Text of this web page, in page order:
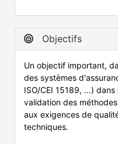
Objectifs
Un objectif important,
des systèmes
ISO/CEI 15189, …)
validation des
aux exigences de
techniques.